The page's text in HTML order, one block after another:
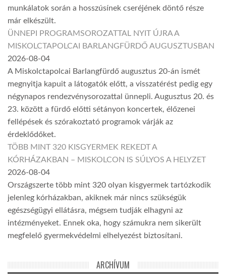
munkálatok során a hosszúsínek cseréjének döntő része
már elkészült.
ÜNNEPI PROGRAMSOROZATTAL NYIT ÚJRA A
MISKOLCTAPOLCAI BARLANGFÜRDŐ AUGUSZTUSBAN
2026-08-04
A Miskolctapolcai Barlangfürdő augusztus 20-án ismét
megnyitja kapuit a látogatók előtt, a visszatérést pedig egy
négynapos rendezvénysorozattal ünnepli. Augusztus 20. és
23. között a fürdő előtti sétányon koncertek, élőzenei
fellépések és szórakoztató programok várják az
érdeklődőket.
TÖBB MINT 320 KISGYERMEK REKEDT A
KÓRHÁZAKBAN – MISKOLCON IS SÚLYOS A HELYZET
2026-08-04
Országszerte több mint 320 olyan kisgyermek tartózkodik
jelenleg kórházakban, akiknek már nincs szükségük
egészségügyi ellátásra, mégsem tudják elhagyni az
intézményeket. Ennek oka, hogy számukra nem sikerült
megfelelő gyermekvédelmi elhelyezést biztosítani.
ARCHÍVUM